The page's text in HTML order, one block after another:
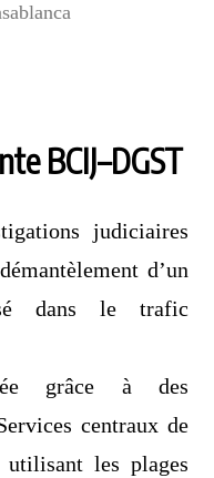
BCIJ–DGST
judiciaires
d’un
dans le trafic
grâce à des
centraux de
les plages